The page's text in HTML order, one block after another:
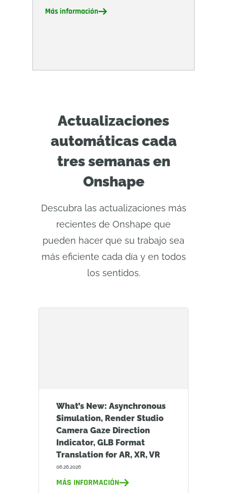
Más información
Actualizaciones
automáticas cada
tres semanas en
Onshape
Descubra las actualizaciones más
recientes de Onshape que
pueden hacer que su trabajo sea
más eficiente cada día y en todos
los sentidos.
What’s New: Asynchronous
Simulation, Render Studio
Camera Gaze Direction
Indicator, GLB Format
Translation for AR, XR, VR
06.26.2026
MÁS INFORMACIÓN